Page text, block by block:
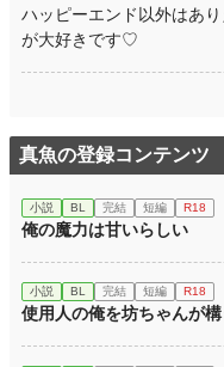
ハッピーエンド以外はあ
が大好きです♡
真魚の登録コンテンツ
小説 BL 完結 短編 R18
俺の魔力は甘いらしい
小説 BL 完結 短編 R18
使用人の俺を坊ちゃんが